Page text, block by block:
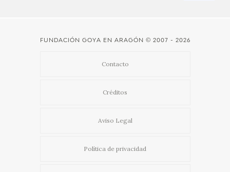
FUNDACIÓN GOYA EN ARAGÓN © 2007 - 2026
Contacto
Créditos
Aviso Legal
Política de privacidad